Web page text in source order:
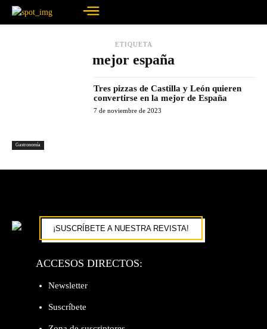
ETIQUETA
mejor españa
Gastronomía
Tres pizzas de Castilla y León quieren
convertirse en la mejor de España
7 de noviembre de 2023
¡SUSCRÍBETE A NUESTRA REVISTA!
ACCESOS DIRECTOS:
Newsletter
Suscríbete